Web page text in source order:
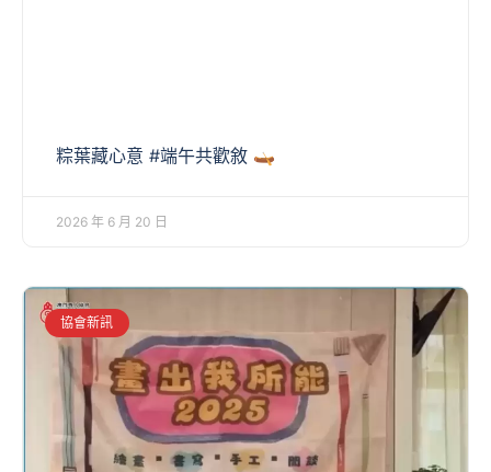
粽葉藏心意 #端午共歡敘 🛶
2026 年 6 月 20 日
協會新訊